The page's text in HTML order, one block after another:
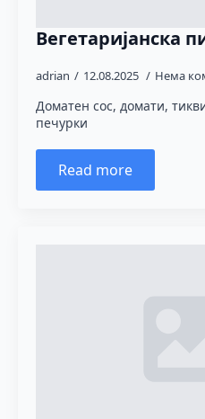
Вегетаријанска
adrian 12.08.2025 Нема
Доматен сос, домати,
печурки
Read more